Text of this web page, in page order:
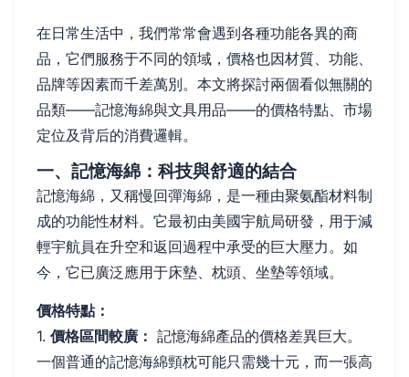
在日常生活中，我們常常會遇到各種功能各異的商
品，它們服務于不同的領域，價格也因材質、功能、
品牌等因素而千差萬別。本文將探討兩個看似無關的
品類——記憶海綿與文具用品——的價格特點、市場
定位及背后的消費邏輯。
一、記憶海綿：科技與舒適的結合
記憶海綿，又稱慢回彈海綿，是一種由聚氨酯材料制
成的功能性材料。它最初由美國宇航局研發，用于減
輕宇航員在升空和返回過程中承受的巨大壓力。如
今，它已廣泛應用于床墊、枕頭、坐墊等領域。
價格特點：
1. 價格區間較廣： 記憶海綿產品的價格差異巨大。
一個普通的記憶海綿頸枕可能只需幾十元，而一張高